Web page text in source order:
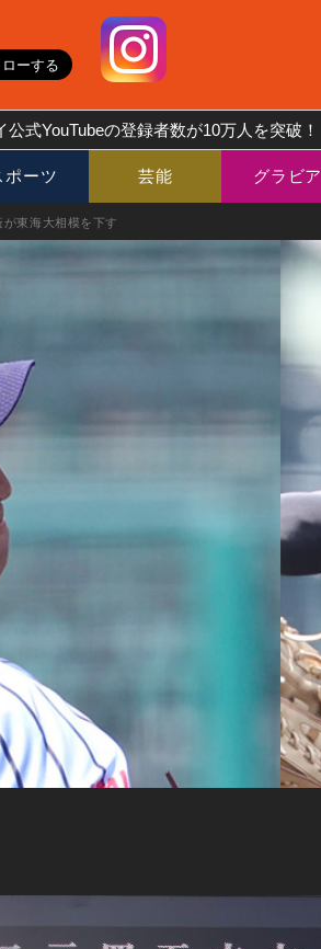
公式YouTubeの登録者数が10万人を突破！
ポーツ 芸能 グラビア
東海大相模を下す